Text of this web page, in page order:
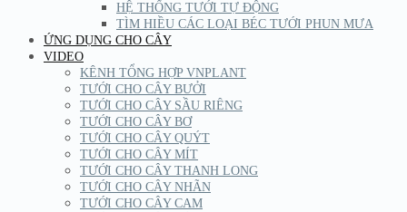
HỆ THỐNG TƯỚI TỰ ĐỘNG
TÌM HIỀU CÁC LOẠI BÉC TƯỚI PHUN MƯA
ỨNG DỤNG CHO CÂY
VIDEO
KÊNH TỔNG HỢP VNPLANT
TƯỚI CHO CÂY BƯỞI
TƯỚI CHO CÂY SẦU RIÊNG
TƯỚI CHO CÂY BƠ
TƯỚI CHO CÂY QUÝT
TƯỚI CHO CÂY MÍT
TƯỚI CHO CÂY THANH LONG
TƯỚI CHO CÂY NHÃN
TƯỚI CHO CÂY CAM